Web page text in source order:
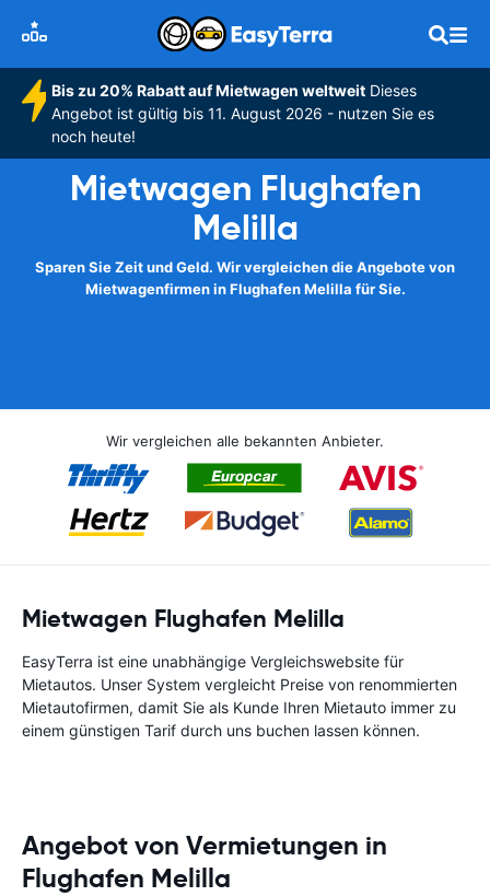
Bis zu 20% Rabatt auf Mietwagen weltweitDieses
Angebot ist gültig bis 11. August 2026 - nutzen Sie es
noch heute!
Mietwagen Flughafen
Melilla
Sparen Sie Zeit und Geld. Wir vergleichen die Angebote von
Mietwagenfirmen in Flughafen Melilla für Sie.
Wir vergleichen alle bekannten Anbieter.
Mietwagen Flughafen Melilla
EasyTerra ist eine unabhängige Vergleichswebsite für
Mietautos. Unser System vergleicht Preise von renommierten
Mietautofirmen, damit Sie als Kunde Ihren Mietauto immer zu
einem günstigen Tarif durch uns buchen lassen können.
Angebot von Vermietungen in
Flughafen Melilla